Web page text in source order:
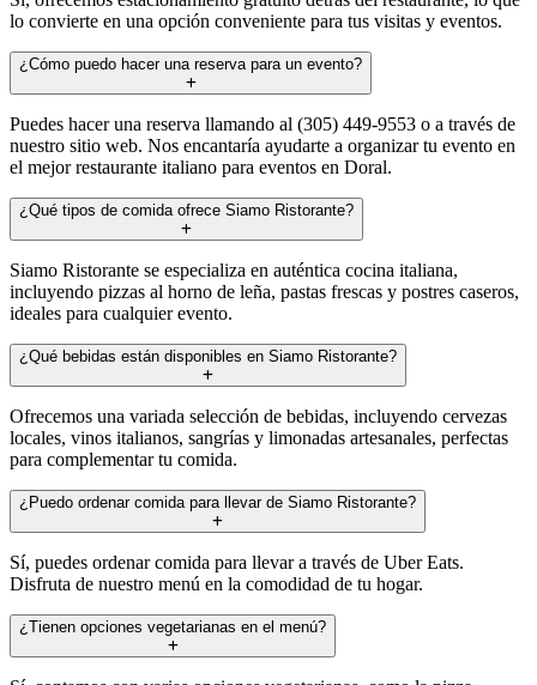
lo convierte en una opción conveniente para tus visitas y eventos.
¿Cómo puedo hacer una reserva para un evento?
Puedes hacer una reserva llamando al (305) 449-9553 o a través de
nuestro sitio web. Nos encantaría ayudarte a organizar tu evento en
el mejor restaurante italiano para eventos en Doral.
¿Qué tipos de comida ofrece Siamo Ristorante?
Siamo Ristorante se especializa en auténtica cocina italiana,
incluyendo pizzas al horno de leña, pastas frescas y postres caseros,
ideales para cualquier evento.
¿Qué bebidas están disponibles en Siamo Ristorante?
Ofrecemos una variada selección de bebidas, incluyendo cervezas
locales, vinos italianos, sangrías y limonadas artesanales, perfectas
para complementar tu comida.
¿Puedo ordenar comida para llevar de Siamo Ristorante?
Sí, puedes ordenar comida para llevar a través de Uber Eats.
Disfruta de nuestro menú en la comodidad de tu hogar.
¿Tienen opciones vegetarianas en el menú?